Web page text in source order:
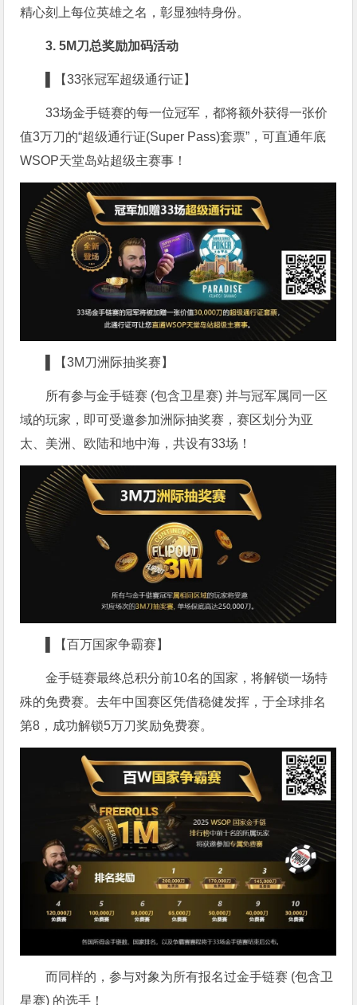
精心刻上每位英雄之名，彰显独特身份。
3. 5M刀总奖励加码活动
▌【33张冠军超级通行证】
33场金手链赛的每一位冠军，都将额外获得一张价
值3万刀的“超级通行证(Super Pass)套票”，可直通年底
WSOP天堂岛站超级主赛事！
▌【3M刀洲际抽奖赛】
所有参与金手链赛 (包含卫星赛) 并与冠军属同一区
域的玩家，即可受邀参加洲际抽奖赛，赛区划分为亚
太、美洲、欧陆和地中海，共设有33场！
▌【百万国家争霸赛】
金手链赛最终总积分前10名的国家，将解锁一场特
殊的免费赛。去年中国赛区凭借稳健发挥，于全球排名
第8，成功解锁5万刀奖励免费赛。
而同样的，参与对象为所有报名过金手链赛 (包含卫
星赛) 的选手！